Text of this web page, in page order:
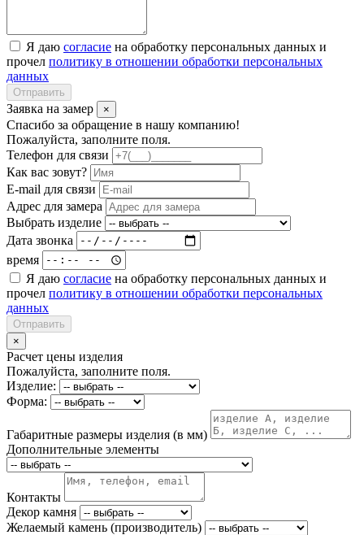
Я даю согласие на обработку персональных данных и
прочел политику в отношении обработки персональных
данных
Отправить
Заявка на замер ×
Спасибо за обращение в нашу компанию!
Пожалуйста, заполните поля.
Телефон для связи
Как вас зовут?
E-mail для связи
Адрес для замера
Выбрать изделие
Дата звонка
время
Я даю согласие на обработку персональных данных и
прочел политику в отношении обработки персональных
данных
Отправить
×
Расчет цены изделия
Пожалуйста, заполните поля.
Изделие:
Форма:
Габаритные размеры изделия (в мм)
Дополнительные элементы
Контакты
Декор камня
Желаемый камень (производитель)